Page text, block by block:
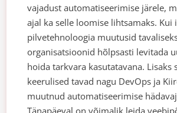
vajadust automatiseerimise järele,
ajal ka selle loomise lihtsamaks. Kui
pilvetehnoloogia muutusid
organisatsioonid hõlpsasti levitada
hoida tarkvara kasutatavana. Lisaks
keerulised tavad nagu DevOps ja
muutnud automatiseerimise